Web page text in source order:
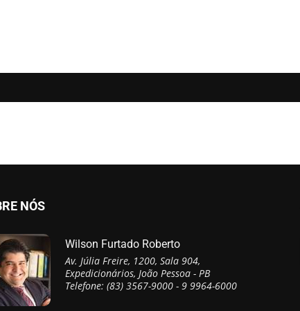
NÓS
Wilson Furtado Roberto
Av. Júlia Freire, 1200, Sala 904,
Expedicionários, João Pessoa - PB
Telefone: (83) 3567-9000 - 9 9964-6000